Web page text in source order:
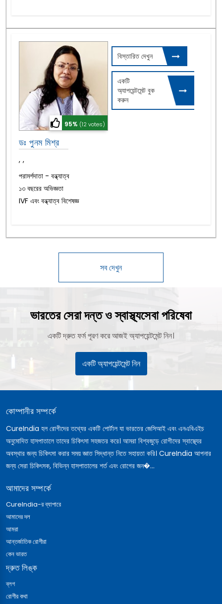
95% (12 votes)
ডঃ পুনম মিশ্র
, ,
পরামর্শদাতা - বন্ধ্যাত্ব
১৩ বছরের অভিজ্ঞতা
IVF এবং বন্ধ্যাত্ব বিশেষজ্ঞ
বিস্তারিত দেখুন
একটি
অ্যাপয়েন্টমেন্ট বুক
করুন
সব দেখুন
ভারতের সেরা দন্ত ও স্বাস্থ্যসেবা পরিষেবা
একটি দ্রুত ফর্ম পূরণ করে আজই অ্যাপয়েন্টমেন্ট নিন।
একটি অ্যাপয়েন্টমেন্ট নিন
কোম্পানীর সম্পর্কে
CureIndia হল রোগীদের তথ্যের একটি পোর্টাল যা ভারতের জেসিআই এবং এনএবিএইচ
অনুমোদিত হাসপাতালে তাদের চিকিৎসা সহজতর করে। আমরা বিশ্বজুড়ে রোগীদের স্বাস্থ্যের
অবস্থার জন্য চিকিৎসা করার সময় জ্ঞাত সিদ্ধান্ত নিতে সহায়তা করি। CureIndia আপনার
জন্য সেরা চিকিৎসক, বিভিন্ন হাসপাতালের শর্ত এবং রোগের জন�...
আমাদের সম্পর্কে
CureIndia-র ব্যাপারে
আমাদের দল
আমরা
আন্তর্জাতিক রোগীরা
কেন ভারত
দ্রুত লিঙ্ক
ব্লগ
রোগীর কথা